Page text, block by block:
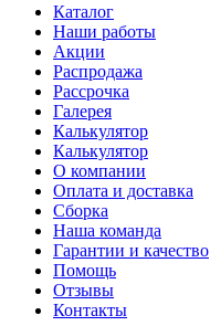
Каталог
Наши работы
Акции
Распродажа
Рассрочка
Галерея
Калькулятор
Калькулятор
О компании
Оплата и доставка
Сборка
Наша команда
Гарантии и качество
Помощь
Отзывы
Контакты